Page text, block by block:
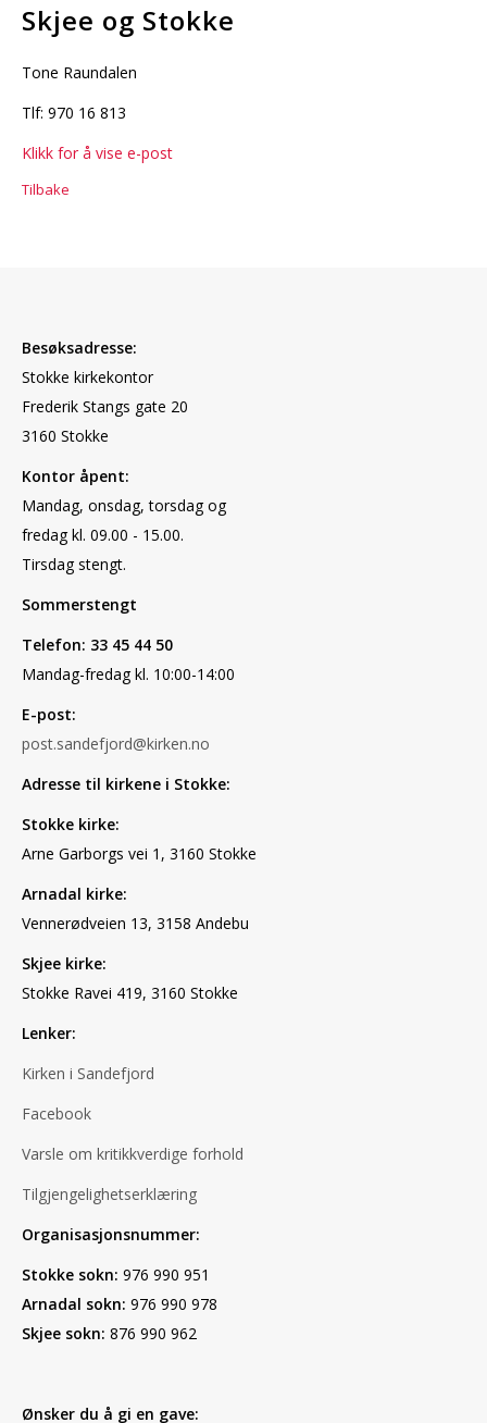
Skjee og Stokke
Tone Raundalen
Tlf: 970 16 813
Klikk for å vise e-post
Tilbake
Besøksadresse:
Stokke kirkekontor
Frederik Stangs gate 20
3160 Stokke
Kontor åpent:
Mandag, onsdag, torsdag og
fredag kl. 09.00 - 15.00.
Tirsdag stengt.
Sommerstengt
Telefon: 33 45 44 50
Mandag-fredag kl. 10:00-14:00
E-post:
post.sandefjord@kirken.no
Adresse til kirkene i Stokke:
Stokke kirke:
Arne Garborgs vei 1, 3160 Stokke
Arnadal kirke:
Vennerødveien 13, 3158 Andebu
Skjee kirke:
Stokke Ravei 419, 3160 Stokke
Lenker:
Kirken i Sandefjord
Facebook
Varsle om kritikkverdige forhold
Tilgjengelighetserklæring
Organisasjonsnummer:
Stokke sokn: 976 990 951
Arnadal sokn: 976 990 978
Skjee sokn: 876 990 962
Ønsker du å gi en gave: